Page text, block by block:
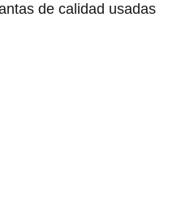
de calidad usadas